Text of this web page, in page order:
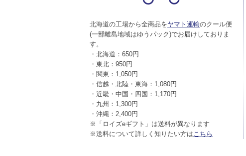
北海道の工場から全商品をヤマト運輸のクール便
(一部離島地域はゆうパック)でお届けしておりま
す。
・北海道：650円
・東北：950円
・関東：1,050円
・信越・北陸・東海：1,080円
・近畿・中国・四国：1,170円
・九州：1,300円
・沖縄：2,400円
※「ロイズeギフト」は送料が異なります
※送料について詳しく知りたい方はこちら